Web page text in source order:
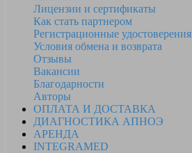
Лицензии и сертификаты
Как стать партнером
Регистрационные удостоверения
Условия обмена и возврата
Отзывы
Вакансии
Благодарности
Авторы
ОПЛАТА И ДОСТАВКА
ДИАГНОСТИКА АПНОЭ
АРЕНДА
INTEGRAMED